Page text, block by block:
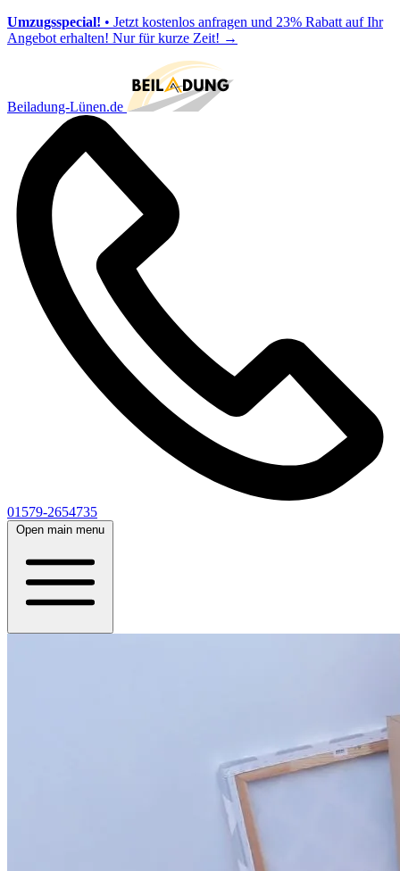
Umzugsspecial! • Jetzt kostenlos anfragen und 23% Rabatt auf Ihr
Angebot erhalten! Nur für kurze Zeit! →
Beiladung-Lünen.de
01579-2654735
Open main menu